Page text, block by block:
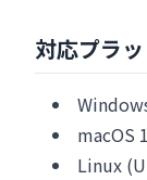
対応プラ
macOS
Linux